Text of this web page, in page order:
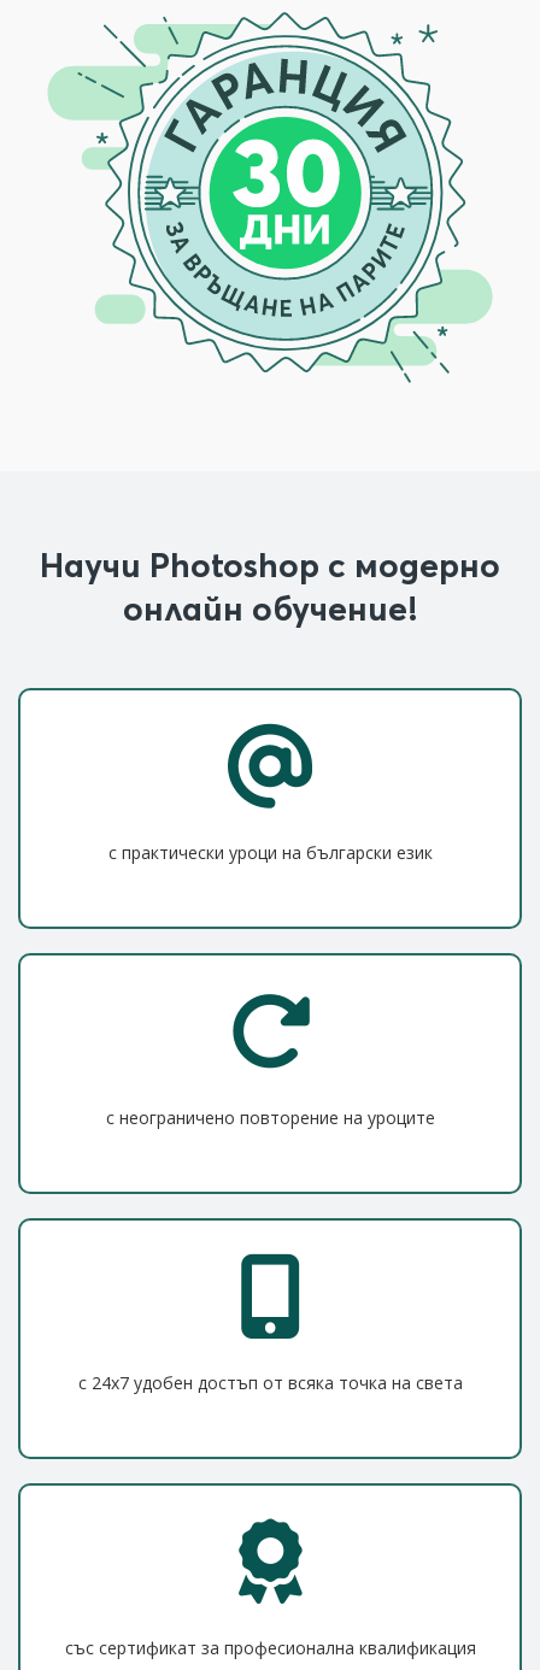
Научи Photoshop с модерно
онлайн обучение!
с практически уроци на български език
с неограничено повторение на уроците
с 24x7 удобен достъп от всяка точка на света
със сертификат за професионална квалификация